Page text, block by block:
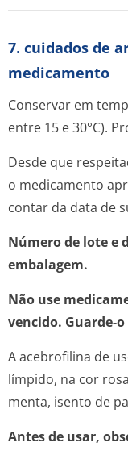
7. cuidados de
medicamento
Conservar em
entre 15 e 30°C).
Desde que
o medicamento
contar da data de
Número de lote e
embalagem.
Não use
vencido. Guarde-
A acebrofilina de
límpido, na cor
menta, isento de
Antes de usar,